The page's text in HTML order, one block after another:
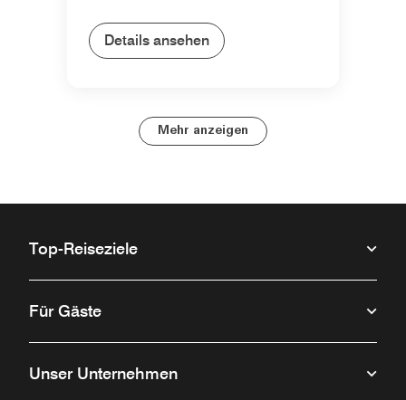
Details ansehen
Mehr anzeigen
Top-Reiseziele
Für Gäste
Unser Unternehmen